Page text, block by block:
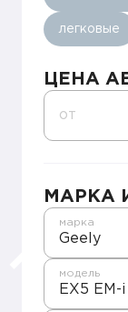
легковые
ЦЕНА
от
МАРКА
Geely
марка
EX5 EM-i
модель